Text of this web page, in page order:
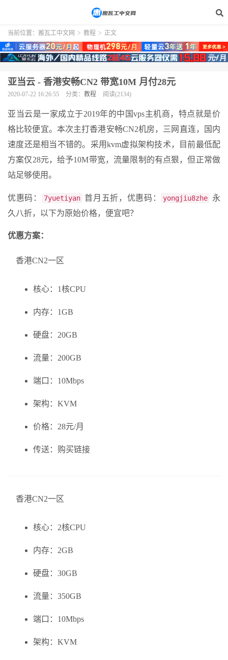
当前位置： 搬瓦工中文网 > 教程 > 正文
亚当云 - 香港安畅CN2 带宽10M 月付28元
2020-07-22 16:26:55 分类： 教程 阅读(2134)
亚当云是一家成立于2019年的中国vps主机商，特点就是价
格比较便宜。本次主打香港安畅CN2机房，三网直连，国内
速度还是相当不错的。采用kvm虚拟架构技术，目前最低配
方案仅28元，给予10M带宽，流量限制的有点狠，但正常做
站足够使用。
优惠码： 7yuetiyan 首月五折，优惠码： yongjiu8zhe
永
久八折，以下为原始价格，便宜吧？
优惠方案：
香港CN2一区
核心：1核CPU
内存：1GB
硬盘：20GB
流量：200GB
端口：10Mbps
架构：KVM
价格：28元/月
传送：购买链接
香港CN2一区
核心：2核CPU
内存：2GB
硬盘：30GB
流量：350GB
端口：10Mbps
架构：KVM